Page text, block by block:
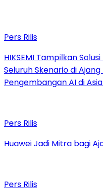
Pers Rilis
HIKSEMI Tampilkan
Seluruh Skenario di
Pengembangan AI di
Pers Rilis
Huawei Jadi Mitra bagi
Pers Rilis